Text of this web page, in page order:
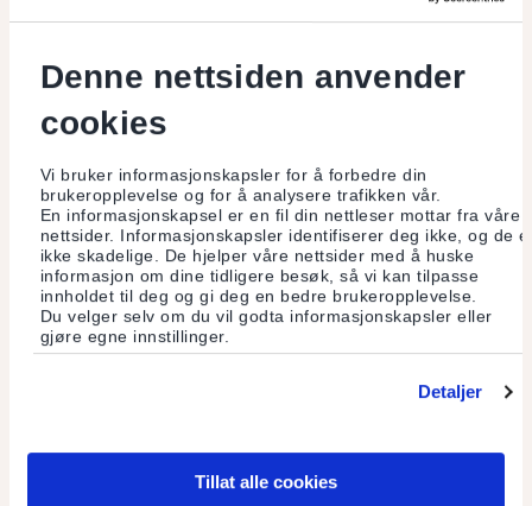
Denne nettsiden anvender
cookies
Vi bruker informasjonskapsler for å forbedre din
brukeropplevelse og for å analysere trafikken vår.
En informasjonskapsel er en fil din nettleser mottar fra våre
nettsider. Informasjonskapsler identifiserer deg ikke, og de
ikke skadelige. De hjelper våre nettsider med å huske
informasjon om dine tidligere besøk, så vi kan tilpasse
innholdet til deg og gi deg en bedre brukeropplevelse.
Du velger selv om du vil godta informasjonskapsler eller
gjøre egne innstillinger.
Detaljer
Tillat alle cookies
Les mer
Oslos «hotteste» møteplass